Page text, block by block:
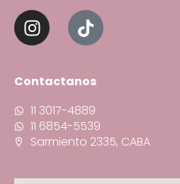
Contactanos
11 3017-4889
11 6854-5539
Sarmiento 2335, CABA